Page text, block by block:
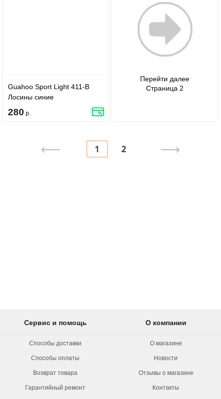
Guahoo Sport Light 411-B
Лосины синие
280 р.
Перейти далее
Страница 2
1 2
Сервис и помощь
Способы доставки
Способы оплаты
Возврат товара
Гарантийный ремонт
О компании
О магазине
Новости
Отзывы о магазине
Контакты